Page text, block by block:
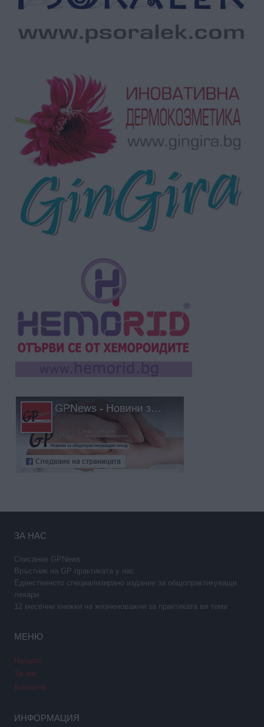
ЗА НАС
Списание GPNews
Връстник на GP практиката у нас
Единственото специализирано издание за общопрактикуващи
лекари
12 месечни книжки на жизненоважни за практиката ви теми
МЕНЮ
Начало
За нас
Контакти
ИНФОРМАЦИЯ